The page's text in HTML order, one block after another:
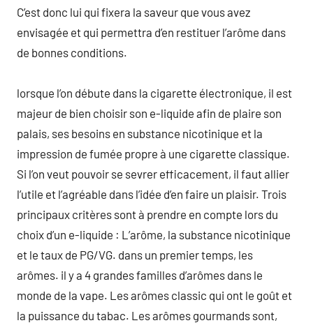
C’est donc lui qui fixera la saveur que vous avez
envisagée et qui permettra d’en restituer l’arôme dans
de bonnes conditions.
lorsque l’on débute dans la cigarette électronique, il est
majeur de bien choisir son e-liquide afin de plaire son
palais, ses besoins en substance nicotinique et la
impression de fumée propre à une cigarette classique.
Si l’on veut pouvoir se sevrer efficacement, il faut allier
l’utile et l’agréable dans l’idée d’en faire un plaisir. Trois
principaux critères sont à prendre en compte lors du
choix d’un e-liquide : L’arôme, la substance nicotinique
et le taux de PG/VG. dans un premier temps, les
arômes. il y a 4 grandes familles d’arômes dans le
monde de la vape. Les arômes classic qui ont le goût et
la puissance du tabac. Les arômes gourmands sont,